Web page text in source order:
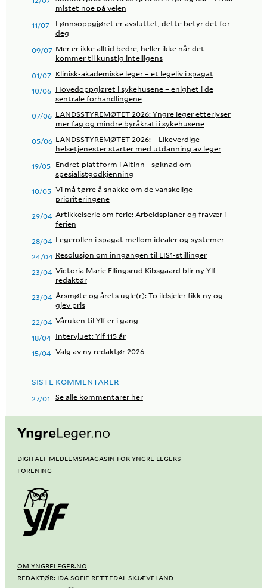
mistet noe på veien
11/07
Lønnsoppgjøret er avsluttet, dette betyr det for
deg
09/07 Mer er ikke alltid bedre, heller ikke når det
kommer til kunstig intelligens
01/07 Klinisk-akademiske leger – et legeliv i spagat
10/06 Hovedoppgjøret i sykehusene – enighet i de
sentrale forhandlingene
07/06 LANDSSTYREMØTET 2026: Yngre leger etterlyser
mer fag og mindre byråkrati i sykehusene
05/06 LANDSSTYREMØTET 2026: – Likeverdige
helsetjenester starter med utdanning av leger
19/05 Endret plattform i Altinn - søknad om
spesialistgodkjenning
10/05 Vi må tørre å snakke om de vanskelige
prioriteringene
29/04 Artikkelserie om ferie: Arbeidsplaner og fravær i
ferien
28/04 Legerollen i spagat mellom idealer og systemer
24/04 Resolusjon om inngangen til LIS1-stillinger
23/04 Victoria Marie Ellingsrud Kibsgaard blir ny Ylf-
redaktør
23/04 Årsmøte og årets ugle(r): To ildsjeler fikk ny og
gjev pris
22/04 Våruken til Ylf er i gang
18/04 Intervjuet: Ylf 115 år
15/04 Valg av ny redaktør 2026
SISTE KOMMENTARER
27/01 Se alle kommentarer her
Digitalt medlemsmagasin for Yngre Legers
Forening
OM YNGRELEGER.NO
REDAKTØR: IDA SOFIE RETTEDAL SKJÆVELAND